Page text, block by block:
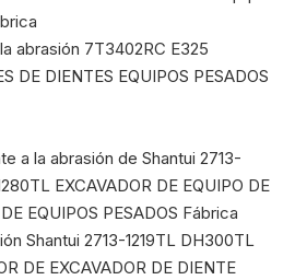
abrasión 7T3402RC E325
DE DIENTES EQUIPOS PESADOS
a la abrasión de Shantui 2713-
EXCAVADOR DE EQUIPO DE
EQUIPOS PESADOS Fábrica
Shantui 2713-1219TL DH300TL
DE EXCAVADOR DE DIENTE